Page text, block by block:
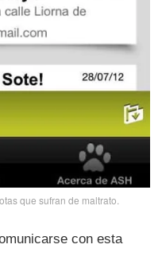
que sufran de maltrato.
con esta